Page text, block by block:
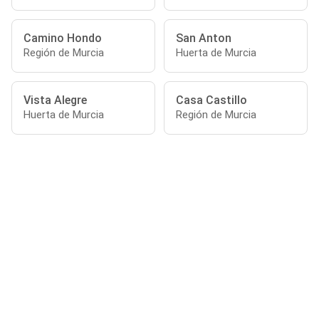
Camino Hondo
Región de Murcia
San Anton
Huerta de Murcia
Vista Alegre
Huerta de Murcia
Casa Castillo
Región de Murcia